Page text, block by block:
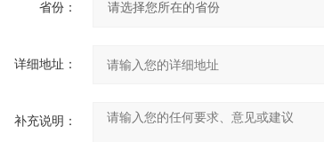
省份：
详细地址：
补充说明：